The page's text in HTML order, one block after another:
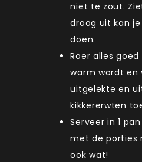
niet te zout.
droog uit kan
doen.
Roer alles
warm wordt en
uitgelekte en
kikkererwten
Serveer in 1
met de porties
ook wat!